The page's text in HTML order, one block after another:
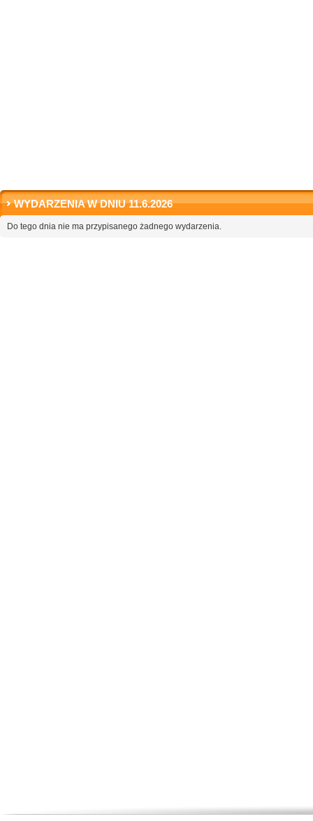
WYDARZENIA W DNIU 11.6.2026
Do tego dnia nie ma przypisanego żadnego wydarzenia.